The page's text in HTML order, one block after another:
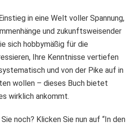
in eine Welt voller Spannung,
und zukunftsweisender
sich hobbymäßig für die
Ihre Kenntnisse vertiefen
und von der Pike auf in
wollen – dieses Buch bietet
wirklich ankommt.
noch? Klicken Sie nun auf “In den